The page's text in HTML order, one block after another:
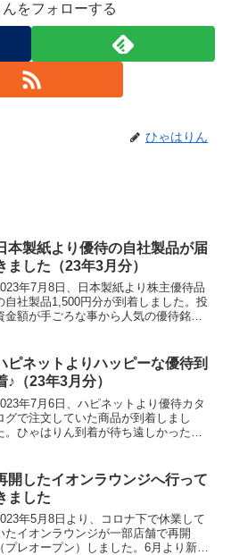
をフォローする
ひゃはりん
本製紙より優待の自社製品が届
ました（23年3月分）
年7月8日、日本製紙より株主優待品
自社製品1,500円分が到着しました。投
金額が手ごろな事から人気の優待銘柄
有している株主が対象となります。す
て生...
ピネットよりハッピーな優待到
♪（23年3月分）
年7月6日、ハピネットより優待カタ
グで注文していた商品が到着しまし
。ひゃはりん到着が待ち遠しかったで
は美(7)やっと届いた～！！♡ひゃ太郎
待ってたよ...
開したイオンラウンジへ行って
ました
年5月8日より、コロナ下で休業して
たイオンラウンジが一部店舗で再開
（プレオープン）しました。6月より新た